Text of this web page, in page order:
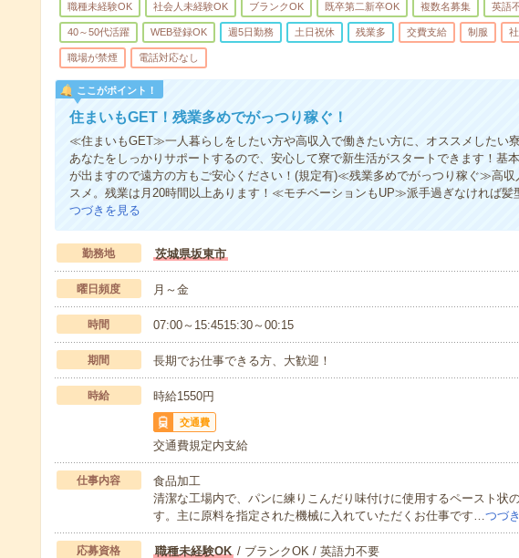
職種未経験OK 社会人未経験OK ブランクOK 既卒第二新卒OK 複数名募集 英語
40～50代活躍 WEB登録OK 週5日勤務 土日祝休 残業多 交費支給 制服
職場が禁煙 電話対応なし
ここがポイント！
住まいもGET！残業多めでがっつり稼ぐ！
≪住まいもGET≫一人暮らしをしたい方や高収入で働きたい方に、オススメしたい
あなたをしっかりサポートするので、安心して寮で新生活がスタートできます！基
が出ますので遠方の方もご安心ください！(規定有)≪残業多めでがっつり稼ぐ≫高収
スメ。残業は月20時間以上あります！≪モチベーションもUP≫派手過ぎなければ
つづきを見る
勤務地 茨城県坂東市
曜日頻度 月～金
時間 07:00～15:4515:30～00:15
期間 長期でお仕事できる方、大歓迎！
時給 時給1550円
交通費
交通費規定内支給
仕事内容
食品加工
清潔な工場内で、パンに練りこんだり味付けに使用するペースト状
す。主に原料を指定された機械に入れていただくお仕事です…つづ
応募資格 職種未経験OK/ ブランクOK / 英語力不要